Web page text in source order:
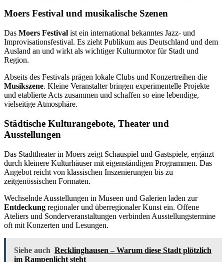
Moers Festival und musikalische Szenen
Das Moers Festival ist ein international bekanntes Jazz- und
Improvisationsfestival. Es zieht Publikum aus Deutschland und dem
Ausland an und wirkt als wichtiger Kulturmotor für Stadt und
Region.
Abseits des Festivals prägen lokale Clubs und Konzertreihen die
Musikszene. Kleine Veranstalter bringen experimentelle Projekte
und etablierte Acts zusammen und schaffen so eine lebendige,
vielseitige Atmosphäre.
Städtische Kulturangebote, Theater und
Ausstellungen
Das Stadttheater in Moers zeigt Schauspiel und Gastspiele, ergänzt
durch kleinere Kulturhäuser mit eigenständigen Programmen. Das
Angebot reicht von klassischen Inszenierungen bis zu
zeitgenössischen Formaten.
Wechselnde Ausstellungen in Museen und Galerien laden zur
Entdeckung regionaler und überregionaler Kunst ein. Offene
Ateliers und Sonderveranstaltungen verbinden Ausstellungstermine
oft mit Konzerten und Lesungen.
Siehe auch Recklinghausen – Warum diese Stadt plötzlich
im Rampenlicht steht